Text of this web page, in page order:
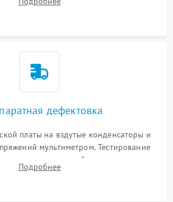
воздуха для предотвращения
дефектовка
платы на вздутые конденсаторы и
мультиметром. Тестирование
памяти и накопителей с помощью
ПО для выявления сбойных секторов и
Подробнее